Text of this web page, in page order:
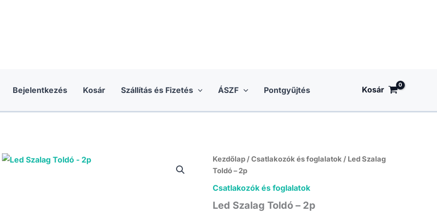
Bejelentkezés Kosár Szállítás és Fizetés ÁSZF Pontgyűjtés Kosár
Kezdőlap/Csatlakozók és foglalatok / Led Szalag
Toldó – 2p
Csatlakozók és foglalatok
Led Szalag Toldó – 2p